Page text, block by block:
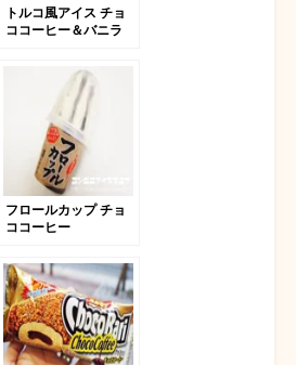
トルコ風アイス チョ
ココーヒー＆バニラ
フロールカップ チョ
ココーヒー